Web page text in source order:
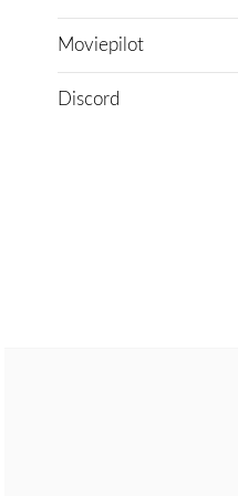
Moviepilot
Discord